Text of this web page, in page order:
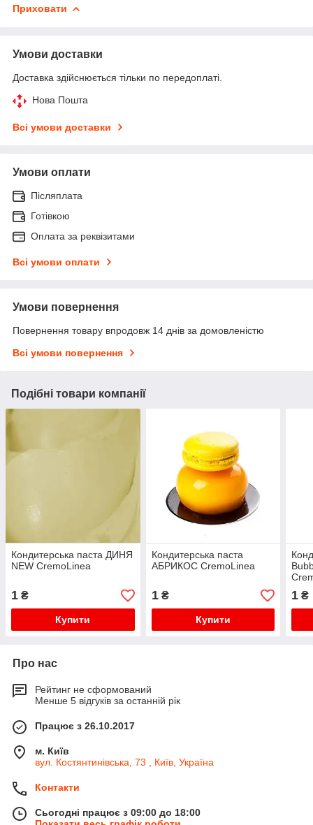
Приховати
Умови доставки
Доставка здійснюється тільки по передоплаті.
Нова Пошта
Всі умови доставки
Умови оплати
Післяплата
Готівкою
Оплата за реквізитами
Всі умови оплати
Умови повернення
Повернення товару впродовж 14 днів за домовленістю
Всі умови повернення
Подібні товари компанії
Кондитерська паста ДИНЯ
NEW CremoLinea
1 ₴
Купити
Кондитерська паста
АБРИКОС CremoLinea
1₴
Купити
1 ₴
Про нас
Рейтинг не сформований
Менше 5 відгуків за останній рік
Працює з 26.10.2017
м. Київ
вул. Костянтинівська, 73 , Київ, Україна
Контакти
Сьогодні працює з 09:00 до 18:00